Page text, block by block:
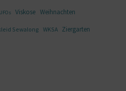
UFOs Viskose Weihnachten
Sewalong WKSA Ziergarten